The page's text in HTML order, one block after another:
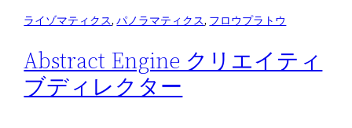
ライゾマティクス, パノラマティクス, フロウプラトウ
Abstract Engine クリエイティ
ブディレクター